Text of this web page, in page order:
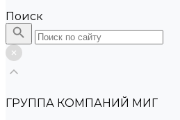
Поиск
ГРУППА КОМПАНИЙ МИГ